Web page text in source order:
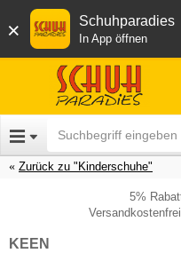
× Schuhparadies
In App öffnen
Zurück zu "Kinderschuhe"
5%
KEEN